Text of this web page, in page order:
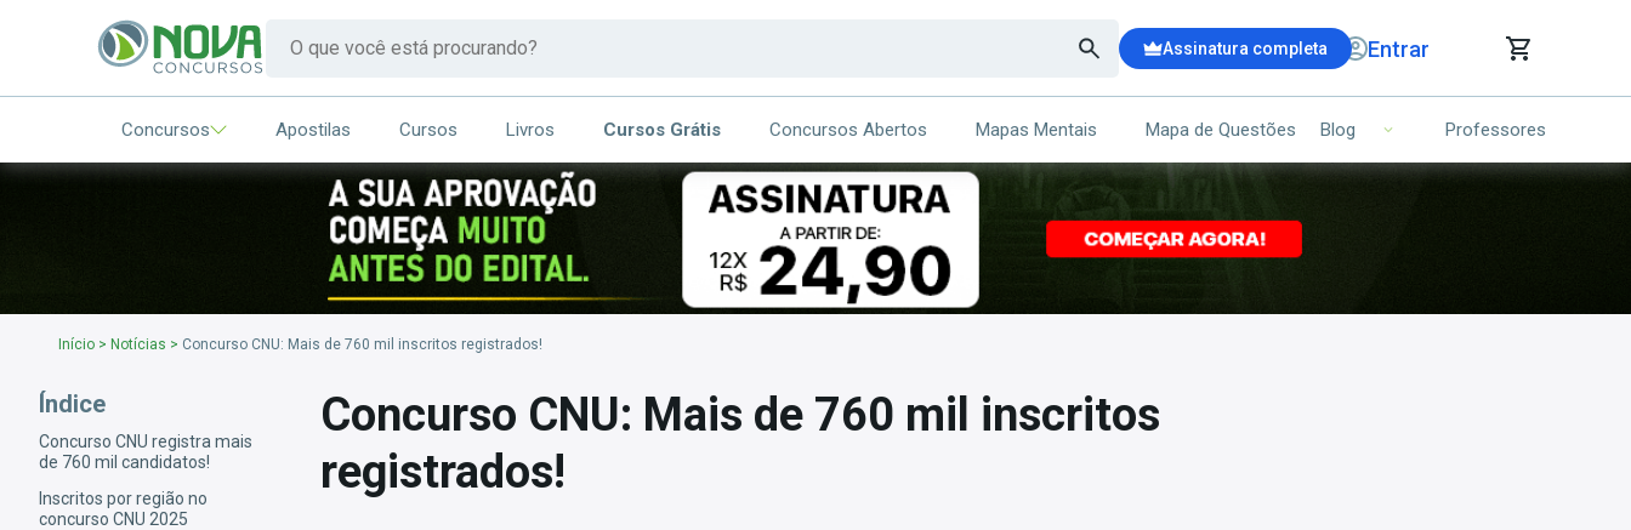
Assinatura completa Entrar
CARRINHO DE COMPRAS
ITENS (00)
Ops!
Seu carrinho ainda está vazio.
Concursos Apostilas Cursos Livros Cursos Grátis Concursos Abertos Mapas Mentais Mapa de Questões Blog Professores
Início > Notícias > Concurso CNU: Mais de 760 mil inscritos registrados!
Índice
Concurso CNU registra mais
de 760 mil candidatos!
Inscritos por região no
concurso CNU 2025
Concurso CNU: Mais de 760 mil inscritos
registrados!